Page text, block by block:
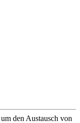
um den Austausch von